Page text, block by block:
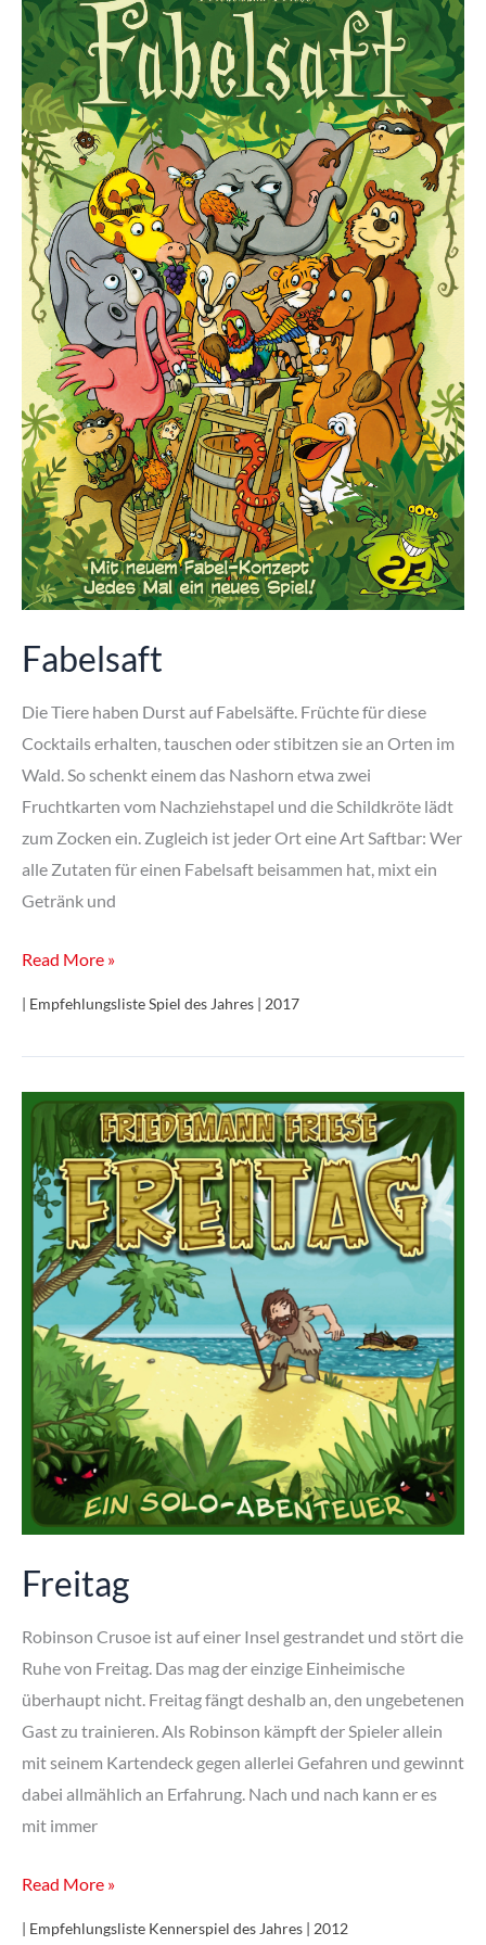
Fabelsaft
Die Tiere haben Durst auf Fabelsäfte. Früchte für diese
Cocktails erhalten, tauschen oder stibitzen sie an Orten im
Wald. So schenkt einem das Nashorn etwa zwei
Fruchtkarten vom Nachziehstapel und die Schildkröte lädt
zum Zocken ein. Zugleich ist jeder Ort eine Art Saftbar: Wer
alle Zutaten für einen Fabelsaft beisammen hat, mixt ein
Getränk und
Fabelsaft
Read More »
| Empfehlungsliste Spiel des Jahres | 2017
Freitag
Robinson Crusoe ist auf einer Insel gestrandet und stört die
Ruhe von Freitag. Das mag der einzige Einheimische
überhaupt nicht. Freitag fängt deshalb an, den ungebetenen
Gast zu trainieren. Als Robinson kämpft der Spieler allein
mit seinem Kartendeck gegen allerlei Gefahren und gewinnt
dabei allmählich an Erfahrung. Nach und nach kann er es
mit immer
Freitag
Read More »
| Empfehlungsliste Kennerspiel des Jahres | 2012